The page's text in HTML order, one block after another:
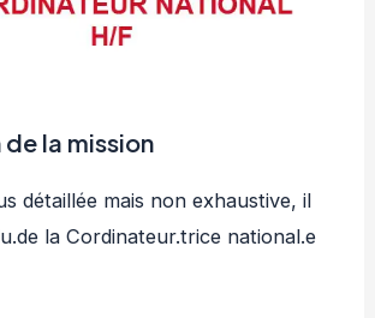
la mission
détaillée mais non exhaustive, il
la Cordinateur.trice national.e